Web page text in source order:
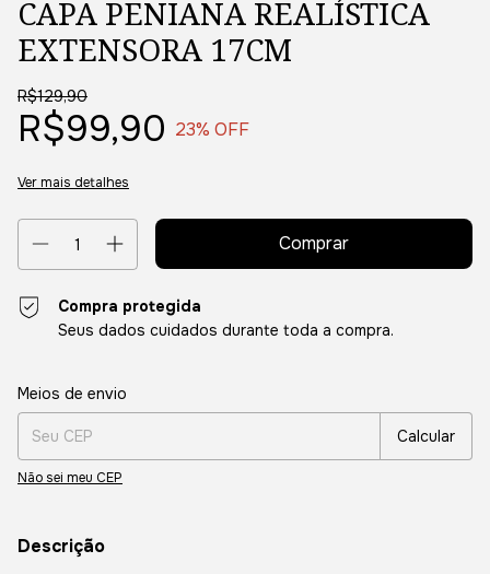
CAPA PENIANA REALÍSTICA
EXTENSORA 17CM
R$129,90
R$99,90 23% OFF
Ver mais detalhes
Compra protegida
Seus dados cuidados durante toda a compra.
Entregas para o CEP:
Meios de envio
Calcular
Não sei meu CEP
Descrição